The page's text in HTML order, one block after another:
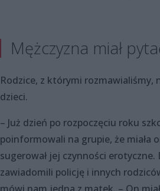
Mężczyzna miał
Rodzice, z którymi
dzieci.
– Już dzień po rozpoczęciu roku
poinformowali na grupie, że miała
sugerował jej czynności
zawiadomili policję i innych